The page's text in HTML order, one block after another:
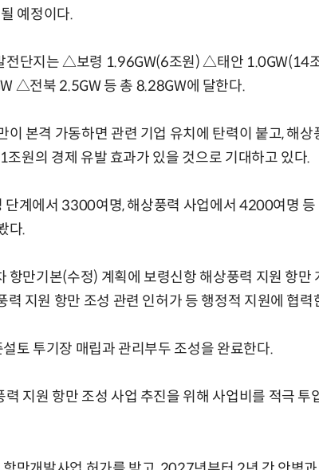
예정이다.
전단지는 △보령 1.96GW(6조원) △태안
△전북 2.5GW 등 총 8.28GW에 달한다.
이 본격 가동하면 관련 기업 유치에 탄력이 붙고, 해상
조원의 경제 유발 효과가 있을 것으로 기대하고 있다.
단계에서 3300여명, 해상풍력 사업에서 4200여명
다.
항만기본(수정) 계획에 보령신항 해상풍력 지원 항만
력 지원 항만 조성 관련 인허가 등 행정적 지원에 협력
토 투기장 매립과 관리부두 조성을 완료한다.
지원 항만 조성 사업 추진을 위해 사업비를 적극 투